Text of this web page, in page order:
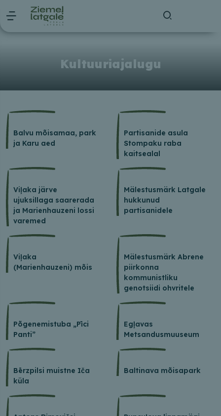
Kultuuriajalugu
Balvu mõisamaa, park
ja Karu aed
Partisanide asula
Stompaku raba
kaitsealal
Viļaka järve
ujuksillaga saarerada
ja Marienhauzeni lossi
varemed
Mälestusmärk Latgale
hukkunud
partisanidele
Viļaka
(Marienhauzeni) mõis
Mälestusmärk Abrene
piirkonna
kommunistliku
genotsiidi ohvritele
Põgenemistuba „Pīci
Panti”
Egļavas
Metsandusmuuseum
Bērzpilsi muistne Iča
küla
Baltinava mõisapark